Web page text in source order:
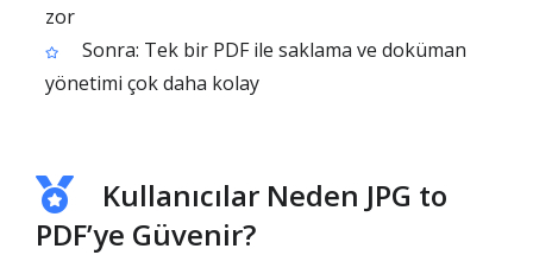
zor
Sonra: Tek bir PDF ile saklama ve doküman
yönetimi çok daha kolay
Kullanıcılar Neden JPG to
PDF’ye Güvenir?